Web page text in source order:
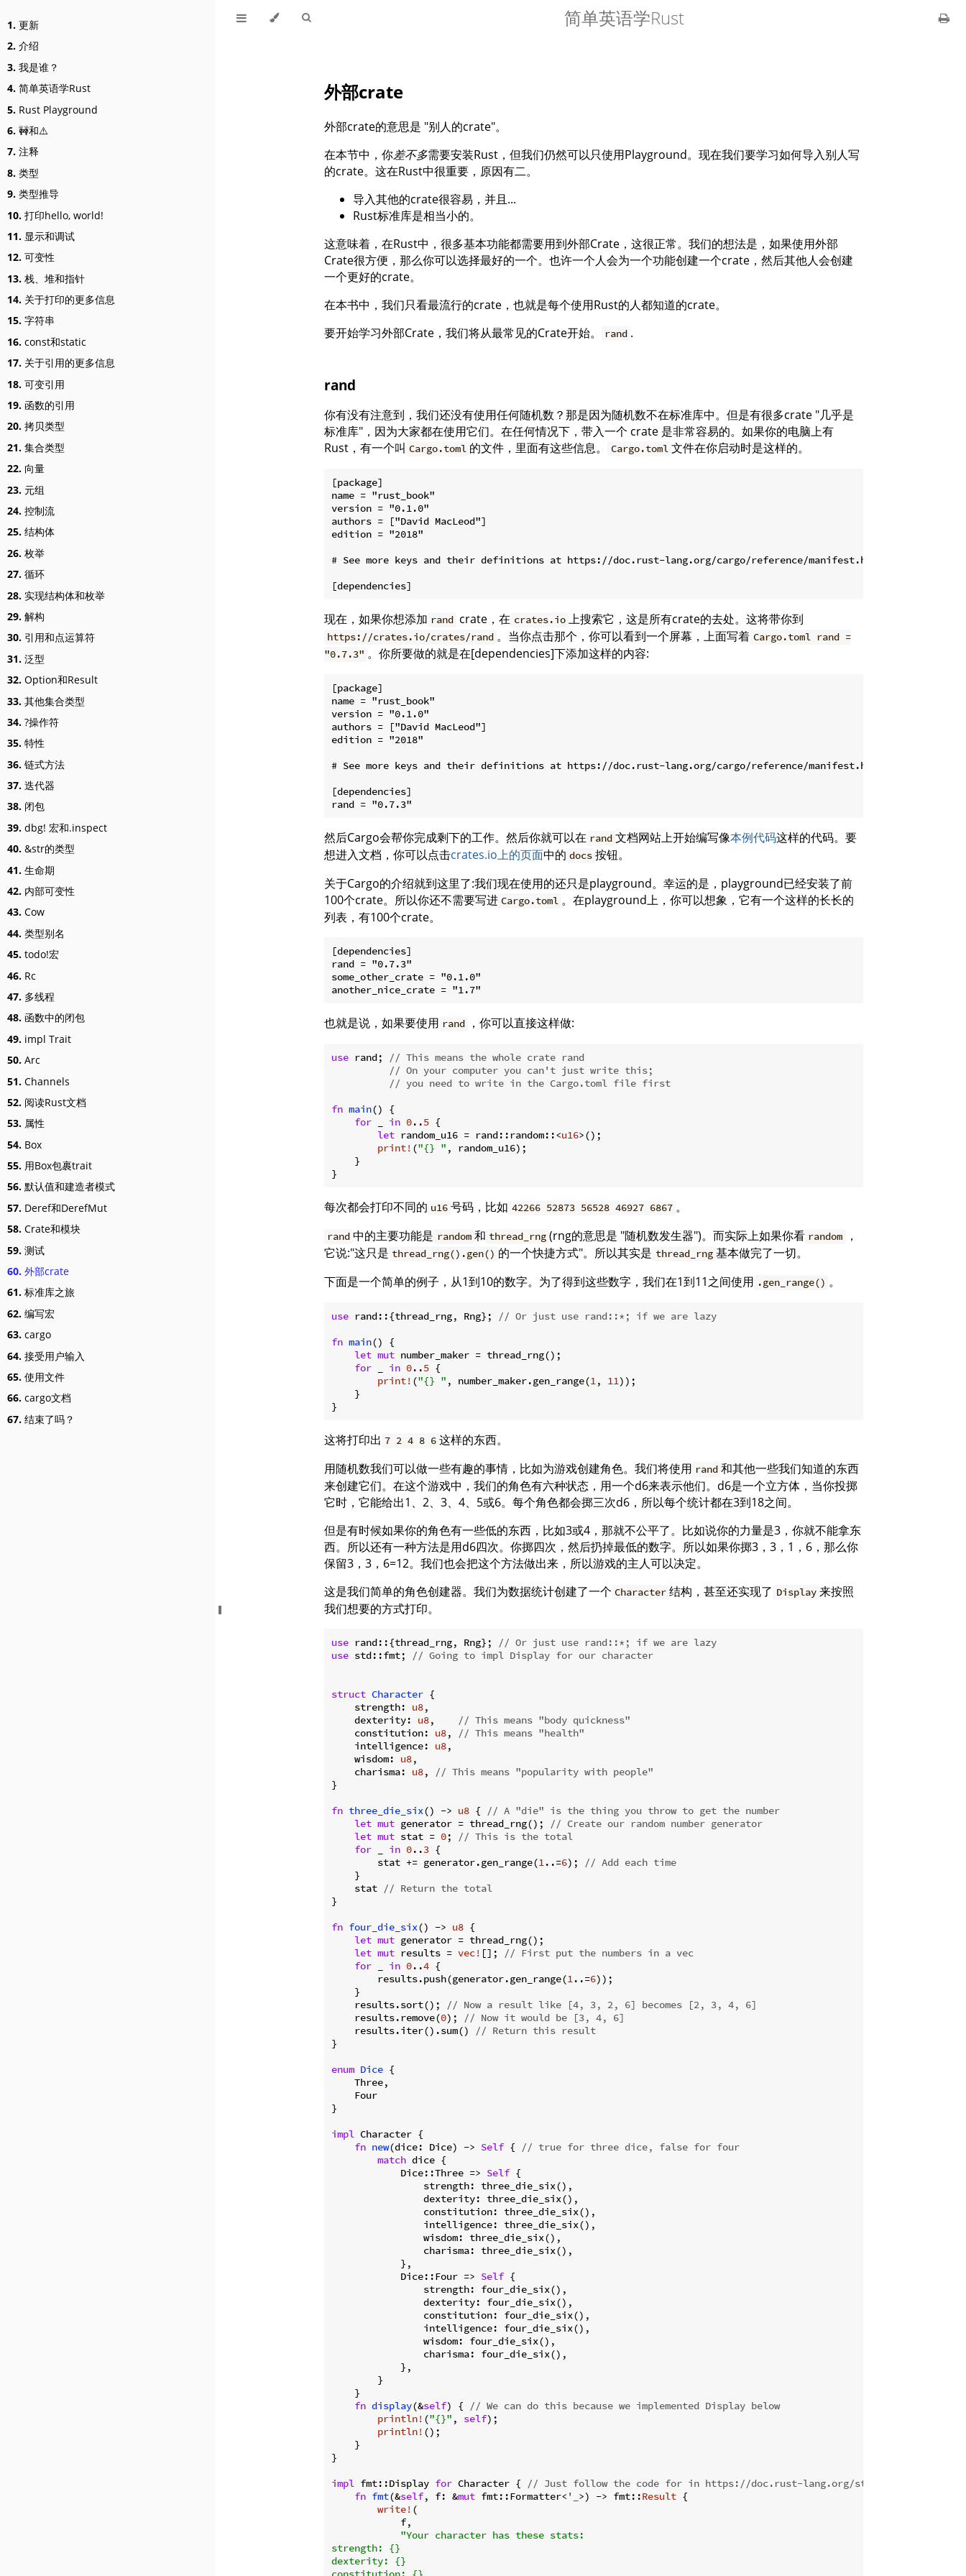
1. 更新
2. 介绍
3. 我是谁？
4. 简单英语学Rust
5. Rust Playground
6. 🚧和⚠️
7. 注释
8. 类型
9. 类型推导
10. 打印hello, world!
11. 显示和调试
12. 可变性
13. 栈、堆和指针
14. 关于打印的更多信息
15. 字符串
16. const和static
17. 关于引用的更多信息
18. 可变引用
19. 函数的引用
20. 拷贝类型
21. 集合类型
22. 向量
23. 元组
24. 控制流
25. 结构体
26. 枚举
27. 循环
28. 实现结构体和枚举
29. 解构
30. 引用和点运算符
31. 泛型
32. Option和Result
33. 其他集合类型
34. ?操作符
35. 特性
36. 链式方法
37. 迭代器
38. 闭包
39. dbg! 宏和.inspect
40. &str的类型
41. 生命期
42. 内部可变性
43. Cow
44. 类型别名
45. todo!宏
46. Rc
47. 多线程
48. 函数中的闭包
49. impl Trait
50. Arc
51. Channels
52. 阅读Rust文档
53. 属性
54. Box
55. 用Box包裹trait
56. 默认值和建造者模式
57. Deref和DerefMut
58. Crate和模块
59. 测试
60. 外部crate
61. 标准库之旅
62. 编写宏
63. cargo
64. 接受用户输入
65. 使用文件
66. cargo文档
67. 结束了吗？
简单英语学Rust
外部crate
外部crate的意思是 "别人的crate"。
在本节中，你差不多需要安装Rust，但我们仍然可以只使用Playground。现在我们要学习如何导入别人写
的crate。这在Rust中很重要，原因有二。
导入其他的crate很容易，并且...
Rust标准库是相当小的。
这意味着，在Rust中，很多基本功能都需要用到外部Crate，这很正常。我们的想法是，如果使用外部
Crate很方便，那么你可以选择最好的一个。也许一个人会为一个功能创建一个crate，然后其他人会创建
一个更好的crate。
在本书中，我们只看最流行的crate，也就是每个使用Rust的人都知道的crate。
要开始学习外部Crate，我们将从最常见的Crate开始。
rand .
rand
你有没有注意到，我们还没有使用任何随机数？那是因为随机数不在标准库中。但是有很多crate "几乎是
标准库"，因为大家都在使用它们。在任何情况下，带入一个 crate 是非常容易的。如果你的电脑上有
Rust，有一个叫 Cargo.toml 的文件，里面有这些信息。 Cargo.toml 文件在你启动时是这样的。
[package]
name = "rust_book"
version = "0.1.0"
authors = ["David MacLeod"]
edition = "2018"
# See more keys and their definitions at https://doc.rust-lang.org/cargo/reference/manifest.html
现在，如果你想添加 rand crate，在 crates.io 上搜索它，这是所有crate的去处。这将带你到
https://crates.io/crates/rand 。当你点击那个，你可以看到一个屏幕，上面写着 Cargo.toml rand =
"0.7.3" 。你所要做的就是在[dependencies]下添加这样的内容:
[package]
name = "rust_book"
version = "0.1.0"
authors = ["David MacLeod"]
edition = "2018"
# See more keys and their definitions at https://doc.rust-lang.org/cargo/reference/manifest.html
[dependencies]
然后Cargo会帮你完成剩下的工作。然后你就可以在 rand 文档网站上开始编写像本例代码这样的代码。要
想进入文档，你可以点击crates.io上的页面中的 docs 按钮。
关于Cargo的介绍就到这里了:我们现在使用的还只是playground。幸运的是，playground已经安装了前
100个crate。所以你还不需要写进 Cargo.toml 。在playground上，你可以想象，它有一个这样的长长的
列表，有100个crate。
[dependencies]
rand = "0.7.3"
some_other_crate = "0.1.0"
也就是说，如果要使用 rand ，你可以直接这样做:
use rand;
// This means the whole crate rand
// On your computer you can't just write this;
// you need to write in the Cargo.toml file first
fn main() {
for
in 0..5 {
let random_u16 = rand::random::<u16>();
print! ("{} " , random_u16);
    }
}
每次都会打印不同的 u16 号码，比如 42266 52873 56528 46927 6867 。
rand 中的主要功能是 random 和 thread_rng (rng的意思是 "随机数发生器")。而实际上如果你看 random
，
它说:"这只是 thread_rng().gen() 的一个快捷方式"。所以其实是 thread_rng 基本做完了一切。
下面是一个简单的例子，从1到10的数字。为了得到这些数字，我们在1到11之间使用 .gen_range() 。
use rand::{thread_rng, Rng};
// Or just use rand::*; if we are lazy
fn main() {
let mut number_maker = thread_rng();
for
in 0..5 {
print! ("{} " , number_maker.gen_range(1, 11));
    }
}
这将打印出 7 2 4 8 6 这样的东西。
用随机数我们可以做一些有趣的事情，比如为游戏创建角色。我们将使用 rand 和其他一些我们知道的东西
来创建它们。在这个游戏中，我们的角色有六种状态，用一个d6来表示他们。d6是一个立方体，当你投掷
它时，它能给出1、2、3、4、5或6。每个角色都会掷三次d6，所以每个统计都在3到18之间。
但是有时候如果你的角色有一些低的东西，比如3或4，那就不公平了。比如说你的力量是3，你就不能拿东
西。所以还有一种方法是用d6四次。你掷四次，然后扔掉最低的数字。所以如果你掷3，3，1，6，那么你
保留3，3，6=12。我们也会把这个方法做出来，所以游戏的主人可以决定。
这是我们简单的角色创建器。我们为数据统计创建了一个 Character 结构，甚至还实现了 Display 来按照
我们想要的方式打印。
use rand::{thread_rng, Rng};
// Or just use rand::*; if we are lazy
use std::fmt; // Going to impl Display for our character
struct Character {
    strength:
u8,
    dexterity:
u8,
// This means "body quickness"
    constitution:
u8,
// This means "health"
    intelligence:
u8,
    wisdom:
u8,
    charisma:
u8,
// This means "popularity with people"
}
fn three_die_six() -> u8 {
// A "die" is the thing you throw to get the number
let mut generator = thread_rng();
// Create our random number generator
let mut stat = 0;
// This is the total
for
in 0..3 {
        stat += generator.gen_range(
1..=6);
// Add each time
    }
    stat
// Return the total
}
fn four_die_six() -> u8 {
let mut generator = thread_rng();
let mut results = vec! [];
// First put the numbers in a vec
for
in 0..4 {
        results.push(generator.gen_range(
1..=6));
    }
    results.sort();
// Now a result like [4, 3, 2, 6] becomes [2, 3, 4, 6]
    results.remove(
0);
// Now it would be [3, 4, 6]
    results.iter().sum()
// Return this result
}
enum Dice {
    Three,
    Four
}
impl Character {
fn new(dice: Dice) -> Self {
// true for three dice, false for four
match dice {
            Dice::Three =>
Self {
                strength: three_die_six(),
                dexterity: three_die_six(),
                constitution: three_die_six(),
                intelligence: three_die_six(),
                wisdom: three_die_six(),
                charisma: three_die_six(),
            },
            Dice::Four =>
Self {
                strength: four_die_six(),
                dexterity: four_die_six(),
                constitution: four_die_six(),
                intelligence: four_die_six(),
                wisdom: four_die_six(),
                charisma: four_die_six(),
            },
        }
    }
fn display(&self) {
// We can do this because we implemented Display below
println! ("{}" , self);
println! ();
    }
}
impl fmt::Display for Character {
// Just follow the code for in https://doc.rust-lang.org/std/fmt/
fn fmt(&self, f: &mut fmt::Formatter< '_ >) -> fmt::Result {
write! (
            f,
"Your character has these stats:
strength: {}
dexterity: {}